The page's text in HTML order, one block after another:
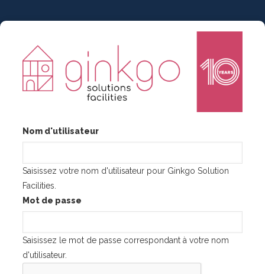
au
principal
Nom d'utilisateur
Saisissez votre nom d'utilisateur pour Ginkgo Solution
Facilities.
Mot de passe
Saisissez le mot de passe correspondant à votre nom
d'utilisateur.